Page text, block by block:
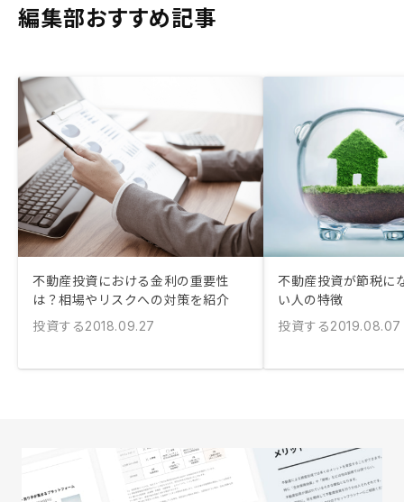
編集部おすすめ記事
不動産投資における金利の重要性
は？相場やリスクへの対策を紹介
投資する2018.09.27
不動産投資が節税に
い人の特徴
投資する2019.08.07